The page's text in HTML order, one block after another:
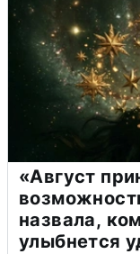
«Август
назвала,
улыбнется